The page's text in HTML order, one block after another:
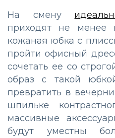
На смену
приходят не менее
кожаная юбка с
пройти офисный
сочетать ее со
образ с такой
превратить в
шпильке
массивные
будут уместны